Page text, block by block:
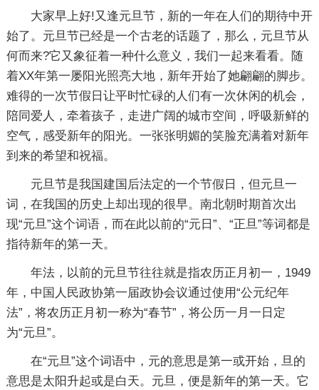
大家早上好!又逢元旦节，新的一年在人们的期待中开
始了。元旦节已经是一个古老的话题了，那么，元旦节从
何而来?它又象征着一种什么意义，我们一起来看看。随
着XX年第一屡阳光照亮大地，新年开始了她翩翩的脚步。
难得的一次节假日让平时忙碌的人们有一次休闲的机会，
陪同爱人，牵着孩子，走进广阔的城市空间，呼吸新鲜的
空气，感受新年的阳光。一张张明媚的笑脸充满着对新年
到来的希望和祝福。
元旦节是我国建国后法定的一个节假日，但元旦一
词，在我国的历史上却出现的很早。南北朝时期首次出
现“元旦”这个词语，而在此以前的“元日”、“正旦”等词都是
指待新年的第一天。
年法，以前的元旦节往往就是指农历正月初一，1949
年，中国人民政协第一届政协会议通过使用“公元纪年
法”，将农历正月初一称为“春节”，将公历一月一日定
为“元旦”。
在“元旦”这个词语中，元的意思是第一或开始，旦的
意思是太阳升起或是白天。元旦，便是新年的第一天。它